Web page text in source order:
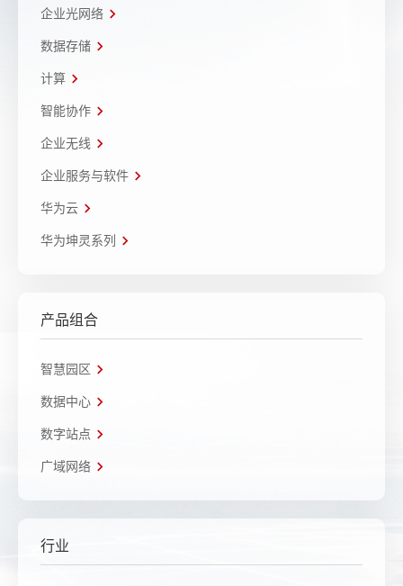
企业光网络
数据存储
计算
智能协作
企业无线
企业服务与软件
华为云
华为坤灵系列
产品组合
智慧园区
数据中心
数字站点
广域网络
行业